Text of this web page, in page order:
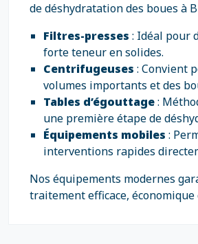
de déshydratation des boues à
Filtres-presses : Idéal pour
forte teneur en solides.
Centrifugeuses : Convient
volumes importants et des
Tables d’égouttage:
une première étape de
Équipements mobiles :
interventions rapides
Nos équipements modernes
traitement efficace, économique